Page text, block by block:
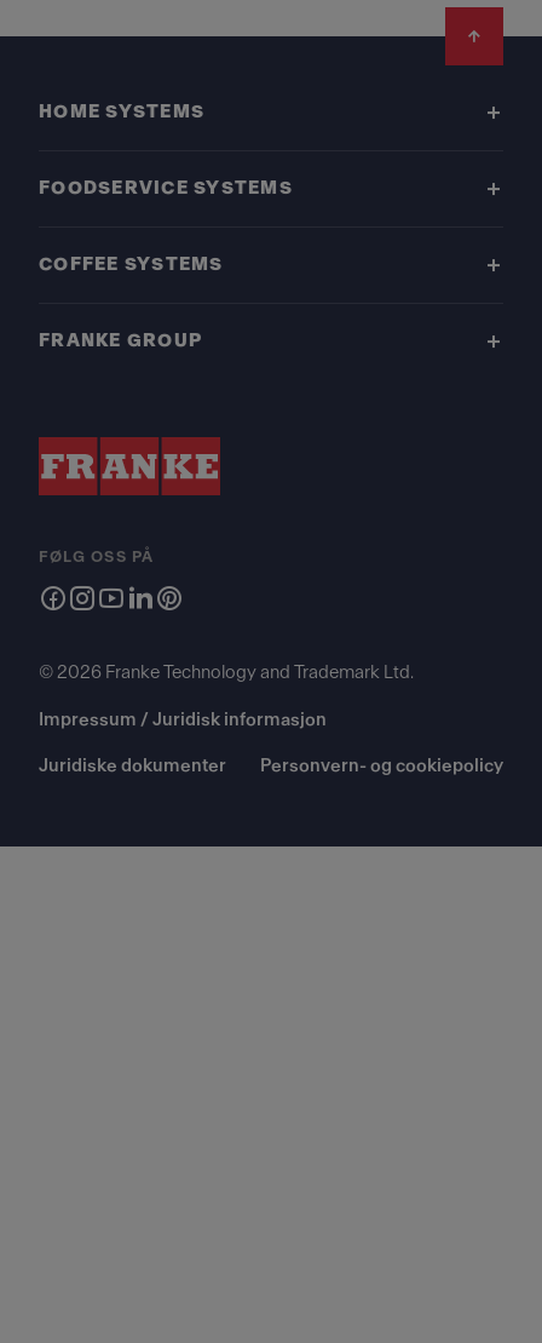
HOME SYSTEMS
FOODSERVICE SYSTEMS
COFFEE SYSTEMS
FRANKE GROUP
FØLG OSS PÅ
© 2026 Franke Technology and Trademark Ltd.
Impressum / Juridisk informasjon
Juridiske dokumenter Personvern- og cookiepolicy